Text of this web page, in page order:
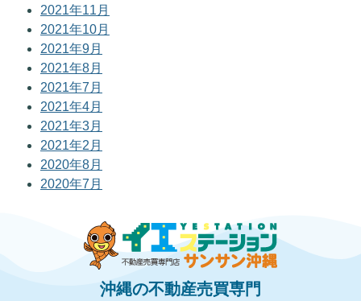
2021年11月
2021年10月
2021年9月
2021年8月
2021年7月
2021年4月
2021年3月
2021年2月
2020年8月
2020年7月
沖縄の不動産売買専門